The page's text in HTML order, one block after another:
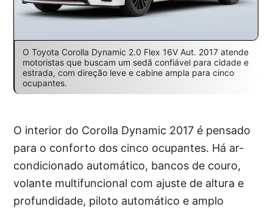
O Toyota Corolla Dynamic 2.0 Flex 16V Aut. 2017 atende
motoristas que buscam um sedã confiável para cidade e
estrada, com direção leve e cabine ampla para cinco
ocupantes.
O interior do Corolla Dynamic 2017 é pensado
para o conforto dos cinco ocupantes. Há ar-
condicionado automático, bancos de couro,
volante multifuncional com ajuste de altura e
profundidade, piloto automático e amplo